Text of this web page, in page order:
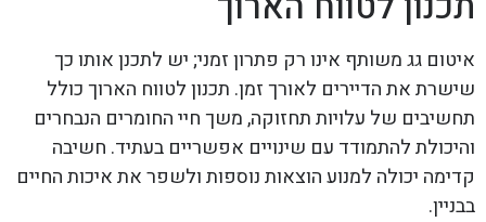
איטום גג משותף אינו רק פתרון זמני; יש לתכנן אותו כך
שישרת את הדיירים לאורך זמן. תכנון לטווח הארוך כולל
תחשיבים של עלויות תחזוקה, משך חיי החומרים הנבחרים
והיכולת להתמודד עם שינויים אפשריים בעתיד. חשיבה
קדימה יכולה למנוע הוצאות נוספות ולשפר את איכות החיים
בבניין.